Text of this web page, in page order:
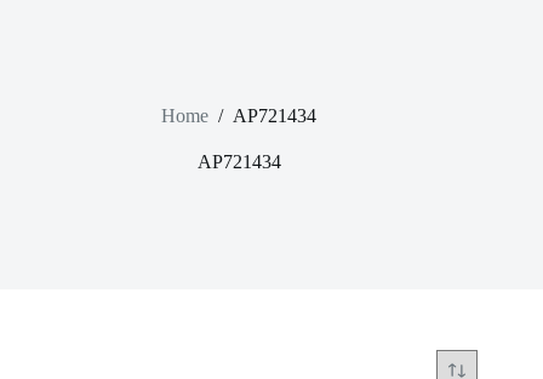
Home / AP721434
AP721434